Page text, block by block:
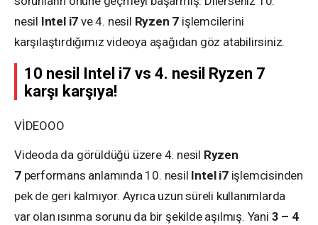
nesil Intel i7 ve 4. nesil Ryzen 7 işlemcilerini
karşılaştırdığımız videoya aşağıdan göz atabilirsiniz.
10 nesil Intel i7 vs 4. nesil Ryzen 7
karşı karşıya!
VİDEOOO
Videoda da görüldüğü üzere 4. nesil Ryzen
7performans anlamında 10. nesil Intel i7işlemcisinden
pek de geri kalmıyor. Ayrıca uzun süreli kullanımlarda
var olan ısınma sorunu da bir şekilde aşılmış. Yani 3 – 4